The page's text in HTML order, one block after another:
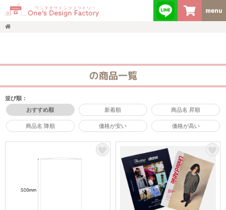
の商品一覧
並び順：
おすすめ順
新着順 商品名 昇順
商品名 降順 価格が安い 価格が高い